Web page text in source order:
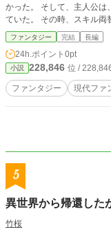
かった。 そして、主人公は、全てを失った。 公園暮らしで、残金も1万をきっ
ていた。 その時、スキル両替の使い方を思いついた。 これは、現代社会で、そ
れなりに役に立つスキルを
ファンタジー 完結 長編
24h.ポイント 0pt
小説 228,846 位 /
ファンタジー 現代ファ
5
異世界から帰還した
竹桜